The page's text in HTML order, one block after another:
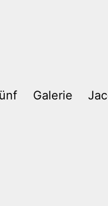
Galerie